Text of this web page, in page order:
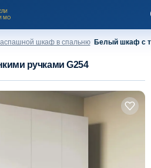
МО
шкаф в спальню Белый шкаф с
ручками G254